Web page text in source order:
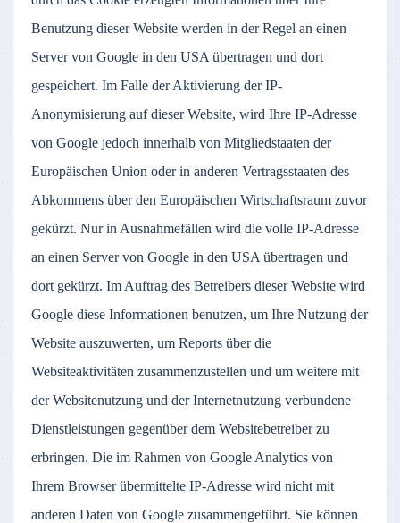
Benutzung dieser Website werden in der Regel an einen
Server von Google in den USA übertragen und dort
gespeichert. Im Falle der Aktivierung der IP-
Anonymisierung auf dieser Website, wird Ihre IP-Adresse
von Google jedoch innerhalb von Mitgliedstaaten der
Europäischen Union oder in anderen Vertragsstaaten des
Abkommens über den Europäischen Wirtschaftsraum zuvor
gekürzt. Nur in Ausnahmefällen wird die volle IP-Adresse
an einen Server von Google in den USA übertragen und
dort gekürzt. Im Auftrag des Betreibers dieser Website wird
Google diese Informationen benutzen, um Ihre Nutzung der
Website auszuwerten, um Reports über die
Websiteaktivitäten zusammenzustellen und um weitere mit
der Websitenutzung und der Internetnutzung verbundene
Dienstleistungen gegenüber dem Websitebetreiber zu
erbringen. Die im Rahmen von Google Analytics von
Ihrem Browser übermittelte IP-Adresse wird nicht mit
anderen Daten von Google zusammengeführt. Sie können